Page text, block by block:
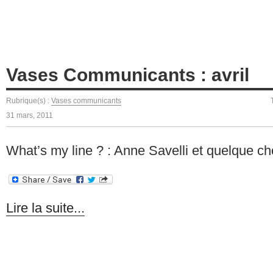
Vases Communicants : avril
Rubrique(s) : Vases communicants
31 mars, 2011
What’s my line ? : Anne Savelli et quelque
Lire la suite...